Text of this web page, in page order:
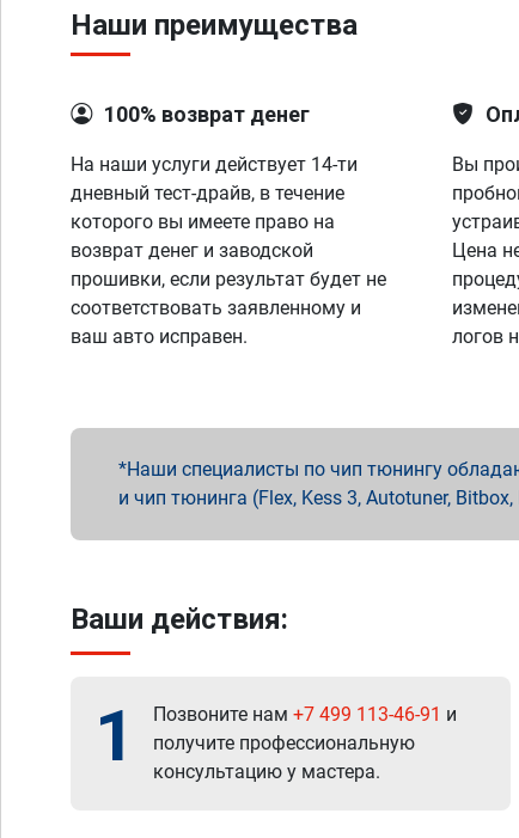
Наши преимущества
100% возврат денег
На наши услуги действует 14-ти
дневный тест-драйв, в течение
которого вы имеете право на
возврат денег и заводской
прошивки, если результат будет не
соответствовать заявленному и
ваш авто исправен.
Вы
Цена
логов
Наши специалисты по чип тюнингу
и чип тюнинга (Flex, Kess 3, Autotuner,
Ваши действия:
1 Позвоните нам +7 499 113-46-91 и
получите профессиональную
консультацию у мастера.